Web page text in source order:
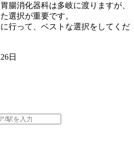
腸消化器科は多岐に渡りますが、
選択が重要です。
行って、ベストな選択をしてくだ
日